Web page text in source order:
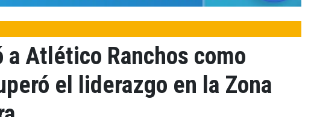
a Atlético Ranchos como
el liderazgo en la Zona